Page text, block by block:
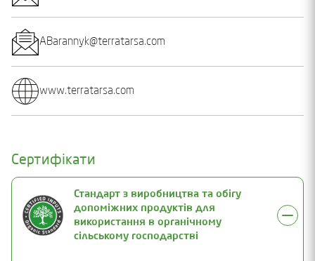
ABarannyk@terratarsa.com
www.terratarsa.com
Сертифікати
Стандарт з виробництва та обігу
допоміжних продуктів для
використання в органічному
сільському господарстві